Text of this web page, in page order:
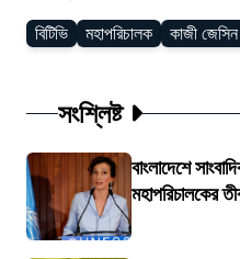
বিটিভি মহাপরিচালক কাজী জেসিন
সংশ্লিষ্ট
বাংলাদেশে
মহাপরিচালকের